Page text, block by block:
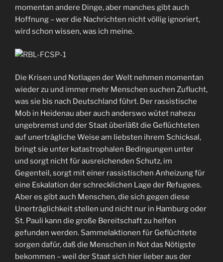
momentan andere Dinge, aber manches gibt auch
Hoffnung – wer die Nachrichten nicht völlig ignoriert,
wird schon wissen, was ich meine.
Die Krisen und Notlagen der Welt nehmen momentan
wieder zu und immer mehr Menschen suchen Zuflucht,
was sie bis nach Deutschland führt. Der rassistische
Mob in Heidenau aber auch anderswo wütet nahezu
ungebremst und der Staat überläßt die Geflüchteten
auf unerträgliche Weise am liebsten ihrem Schicksal,
bringt sie unter katastrophalen Bedingungen unter
und sorgt nicht für ausreichenden Schutz, im
Gegenteil, sorgt mit einer rassistischen Anheizung für
eine Eskalation der schrecklichen Lage der Refugees.
Aber es gibt auch Menschen, die sich gegen diese
Unerträglichkeit stellen und nicht nur in Hamburg oder
St. Pauli kann die große Bereitschaft zu helfen
gefunden werden. Sammelaktionen für Geflüchtete
sorgen dafür, daß die Menschen in Not das Nötigste
bekommen – weil der Staat sich hier lieber aus der